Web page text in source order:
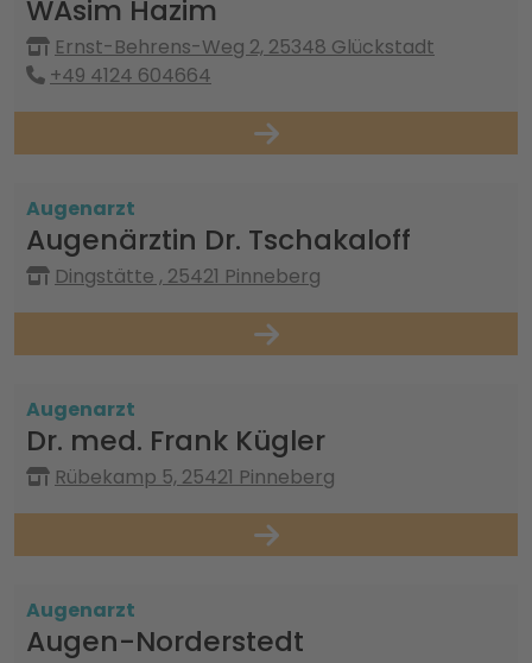
WAsim Hazim
Ernst-Behrens-Weg 2, 25348 Glückstadt
+49 4124 604664
Augenarzt
Augenärztin Dr. Tschakaloff
Dingstätte , 25421 Pinneberg
Augenarzt
Dr. med. Frank Kügler
Rübekamp 5, 25421 Pinneberg
Augenarzt
Augen-Norderstedt